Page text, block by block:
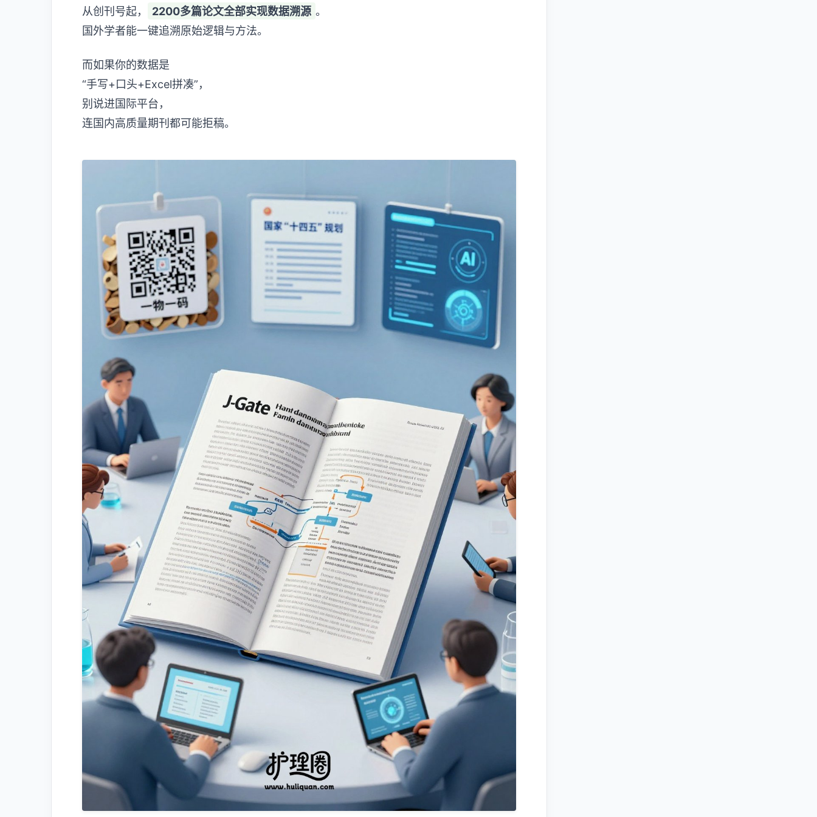
从创刊号起， 2200多篇论文全部实现数据溯源 。
国外学者能一键追溯原始逻辑与方法。
而如果你的数据是
“手写+口头+Excel拼凑”，
别说进国际平台，
连国内高质量期刊都可能拒稿。